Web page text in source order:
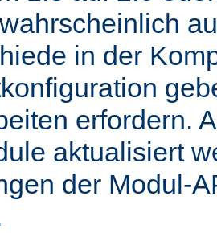
in der
erfordern.
aktualisiert
der Modul-